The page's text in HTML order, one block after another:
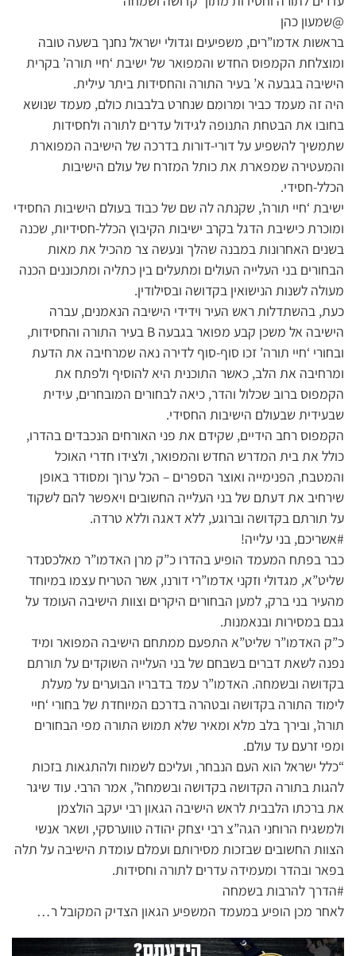
@שמעון כהן
בראשות אדמו”רים, משפיעים וגדולי ישראל נחנך בשעה טובה
ומוצלחת הקמפוס החדש והמפואר של ישיבת ‘חיי תורה’ בקרית
הישיבה בגבעה א’ בעיר התורה והחסידות ביתר עילית.
היה זה מעמד כביר ומרומם שנחרט בלבבות כולם, מעמד שנושא
בחובו את הבטחת התנופה לגידול עדרים לתורה ולחסידות
שתמשיך להשפיע על דורי-דורות בדרכה של הישיבה המפוארת
והמעטירה שמפארת את כותל המזרח של עולם הישיבות
הכלל-חסידי.
ישיבת ‘חיי תורה’, שקנתה לה שם של כבוד בעולם הישיבות החסידי
ומוכרת כישיבת הדגל בקרב ישיבות הקיבוץ הכלל-חסידיות, שכנה
בשנים האחרונות במבנה שהלך ונעשה צר מהכיל את מאות
הבחורים בני העלייה העולים ומתעלים בין כתליה ומתכוננים הכנה
מעולה לשנות הנישואין בקדושה ובסילודין.
כעת, בהשתדלות ראש העיר וידידי הישיבה הנאמנים, עברה
הישיבה אל משכן קבע מפואר בגבעה B בעיר התורה והחסידות,
ובחורי ‘חיי תורה’ זכו סוף-סוף לדירה נאה שמרחיבה את הדעת
ומרחיבה את הלב, כאשר התוכנית היא להוסיף ולפתח את
הקמפוס ברוב שכלול והדר, כיאה לבחורים המובחרים, עידית
שבעידית שבעולם הישיבות החסידי.
הקמפוס רחב הידיים, שקידם את פני האורחים הנכבדים בהדרו,
כולל את בית המדרש החדש והמפואר, ולצידו חדרי האוכל
והמטבח, הפנימייה ואוצר הספרים – הכל ערוך ומסודר באופן
שירחיב את דעתם של בני העלייה החשובים ויאפשר להם לשקוד
על תורתם בקדושה וברוגע, ללא דאגה וללא טרדה.
#אשריכם, בני עלייה!
כבר בפתח המעמד הופיע בהדרו כ”ק מרן האדמו”ר מאלכסנדר
שליט”א, מגדולי וזקני אדמו”רי דורנו, אשר הטריח עצמו במיוחד
מהעיר בני ברק, למען הבחורים היקרים וצוות הישיבה העומד על
גבם במסירות ובנאמנות.
כ”ק האדמו”ר שליט”א התפעם ממתחם הישיבה המפואר ומיד
נפנה לשאת דברים בשבחם של בני העלייה השוקדים על תורתם
בקדושה ובשמחה. האדמו”ר עמד בדבריו הבוערים על מעלת
לימוד התורה בקדושה ובטהרה בדרכם המיוחדת של בחורי ‘חיי
תורה’, ובירך בלב מלא ומאיר שלא תמוש התורה מפי הבחורים
ומפי זרעם עד עולם.
“כלל ישראל הוא העם הנבחר, ועליכם לשמוח ולהתגאות בזכות
להגות בתורה הקדושה בקדושה ובשמחה”, אמר הרבי. עוד שיגר
את ברכתו הלבבית לראש הישיבה הגאון רבי יעקב הולצמן
ולמשגיח הרוחני הגה”צ רבי יצחק יהודה טווערסקי, ושאר אנשי
הצוות החשובים שבזכות מסירותם ועמלם עומדת הישיבה על תלה
בפאר ובהדר ומעמידה עדרים לתורה וחסידות.
#הדרך להרבות בשמחה
לאחר מכן הופיע במעמד המשפיע הגאון הצדיק המקובל ר…